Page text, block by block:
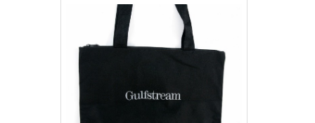
EMPRESA MAIS QUALIFICADA DO
SEGMENTOSomente na Planeta Ecobag
existem as melhores variedades no
segmento quando o assunto for confecção
de sacolas ecológicas, ecobags e
necessaires personalizadas. Prezando pelo
que há de mais moderno, traz inovações e